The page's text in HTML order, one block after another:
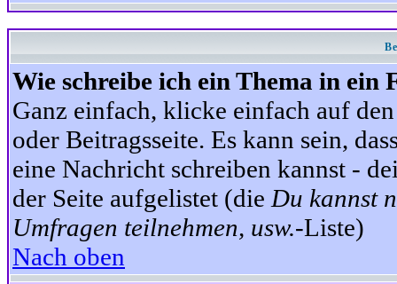
Wie schreibe ich ein Thema in ein
Ganz einfach, klicke einfach auf
oder Beitragsseite. Es kann sein,
eine Nachricht schreiben kannst -
der Seite aufgelistet (die Du kannst
Umfragen teilnehmen, usw.-Liste)
Nach oben